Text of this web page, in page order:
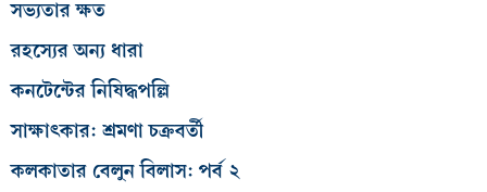
সভ্যতার ক্ষত
রহস্যের অন্য ধারা
কনটেন্টের নিষিদ্ধপল্লি
সাক্ষাৎকার: শ্রমণা চক্রবর্তী
কলকাতার বেলুন বিলাস: পর্ব ২